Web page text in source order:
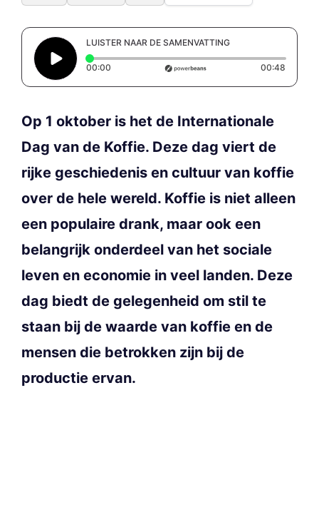
LUISTER NAAR DE SAMENVATTING
00:00 Elapsed time: 0 seconds 00:48
Op 1 oktober is het de Internationale
Dag van de Koffie. Deze dag viert de
rijke geschiedenis en cultuur van koffie
over de hele wereld. Koffie is niet alleen
een populaire drank, maar ook een
belangrijk onderdeel van het sociale
leven en economie in veel landen. Deze
dag biedt de gelegenheid om stil te
staan bij de waarde van koffie en de
mensen die betrokken zijn bij de
productie ervan.